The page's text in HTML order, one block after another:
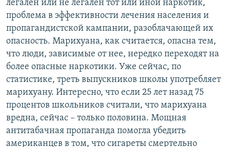
легален или не легален тот или иной наркотик,
проблема в эффективности лечения населения и
пропагандистской кампании, разоблачающей их
опасность. Марихуана, как считается, опасна тем,
что люди, зависимые от нее, нередко переходят на
более опасные наркотики. Уже сейчас, по
статистике, треть выпускников школы употребляет
марихуану. Интересно, что если 25 лет назад 75
процентов школьников считали, что марихуана
вредна, сейчас – только половина. Мощная
антитабачная пропаганда помогла убедить
американцев в том, что сигареты смертельно